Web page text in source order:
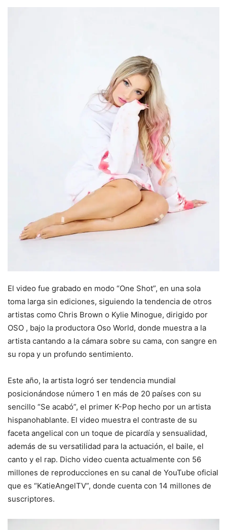
El video fue grabado en modo “One Shot”, en una sola
toma larga sin ediciones, siguiendo la tendencia de otros
artistas como Chris Brown o Kylie Minogue, dirigido por
OSO , bajo la productora Oso World, donde muestra a la
artista cantando a la cámara sobre su cama, con sangre en
su ropa y un profundo sentimiento.
Este año, la artista logró ser tendencia mundial
posicionándose número 1 en más de 20 países con su
sencillo “Se acabó”, el primer K-Pop hecho por un artista
hispanohablante. El video muestra el contraste de su
faceta angelical con un toque de picardía y sensualidad,
además de su versatilidad para la actuación, el baile, el
canto y el rap. Dicho video cuenta actualmente con 56
millones de reproducciones en su canal de YouTube oficial
que es “KatieAngelTV”, donde cuenta con 14 millones de
suscriptores.